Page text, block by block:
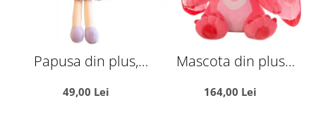
Papusa din plus,
cm, mov
49,00 Lei
Mascota din plus
Stitch, 65 cm
164,00 Lei